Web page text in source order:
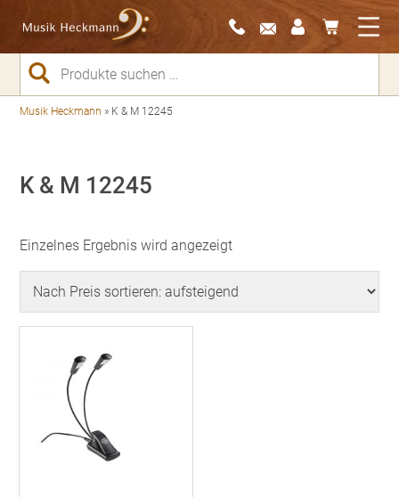
Suchen
nach:
Musik Heckmann » K & M 12245
K & M 12245
Einzelnes Ergebnis wird angezeigt